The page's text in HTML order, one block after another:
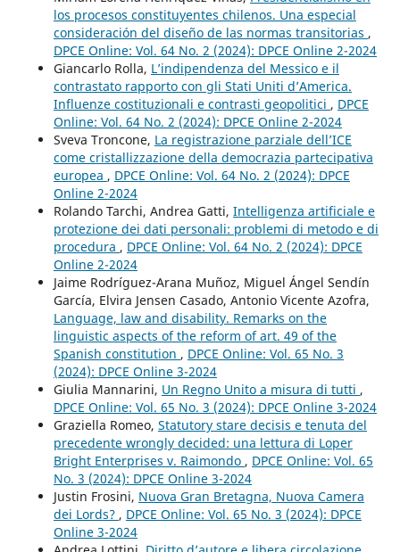
los procesos constituyentes chilenos. Una especial
consideración del diseño de las normas transitorias ,
DPCE Online: Vol. 64 No. 2 (2024): DPCE Online 2-2024
Giancarlo Rolla, L’indipendenza del Messico e il
contrastato rapporto con gli Stati Uniti d’America.
Influenze costituzionali e contrasti geopolitici , DPCE
Online: Vol. 64 No. 2 (2024): DPCE Online 2-2024
Sveva Troncone, La registrazione parziale dell’ICE
come cristallizzazione della democrazia partecipativa
europea , DPCE Online: Vol. 64 No. 2 (2024): DPCE
Online 2-2024
Rolando Tarchi, Andrea Gatti, Intelligenza artificiale e
protezione dei dati personali: problemi di metodo e di
procedura , DPCE Online: Vol. 64 No. 2 (2024): DPCE
Online 2-2024
Jaime Rodríguez-Arana Muñoz, Miguel Ángel Sendín
García, Elvira Jensen Casado, Antonio Vicente Azofra,
Language, law and disability. Remarks on the
linguistic aspects of the reform of art. 49 of the
Spanish constitution , DPCE Online: Vol. 65 No. 3
(2024): DPCE Online 3-2024
Giulia Mannarini, Un Regno Unito a misura di tutti ,
DPCE Online: Vol. 65 No. 3 (2024): DPCE Online 3-2024
Graziella Romeo, Statutory stare decisis e tenuta del
precedente wrongly decided: una lettura di Loper
Bright Enterprises v. Raimondo , DPCE Online: Vol. 65
No. 3 (2024): DPCE Online 3-2024
Justin Frosini, Nuova Gran Bretagna, Nuova Camera
dei Lords? , DPCE Online: Vol. 65 No. 3 (2024): DPCE
Online 3-2024